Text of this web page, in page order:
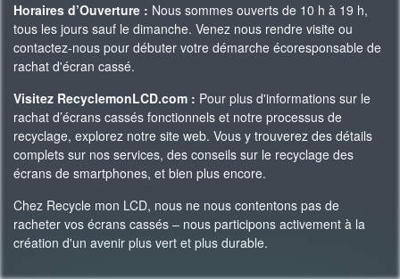
Horaires d’Ouverture : Nous sommes ouverts de 10 h à 19 h,
tous les jours sauf le dimanche. Venez nous rendre visite ou
contactez-nous pour débuter votre démarche écoresponsable de
rachat d'écran cassé.
Visitez RecyclemonLCD.com : Pour plus d'informations sur le
rachat d’écrans cassés fonctionnels et notre processus de
recyclage, explorez notre site web. Vous y trouverez des détails
complets sur nos services, des conseils sur le recyclage des
écrans de smartphones, et bien plus encore.
Chez Recycle mon LCD, nous ne nous contentons pas de
racheter vos écrans cassés – nous participons activement à la
création d'un avenir plus vert et plus durable.